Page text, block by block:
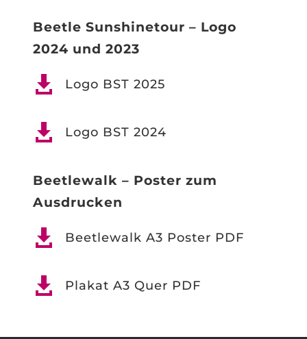
Beetle Sunshinetour – Logo
2024 und 2023
 Logo BST 2025
 Logo BST 2024
Beetlewalk – Poster zum
Ausdrucken
 Beetlewalk A3 Poster PDF
 Plakat A3 Quer PDF